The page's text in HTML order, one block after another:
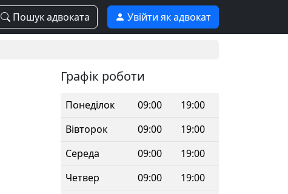
Пошук адвоката Увійти як адвокат
Графік роботи
Понеділок 09:00
19:00
Вівторок
09:00
19:00
Середа
09:00
19:00
Четвер
09:00
19:00